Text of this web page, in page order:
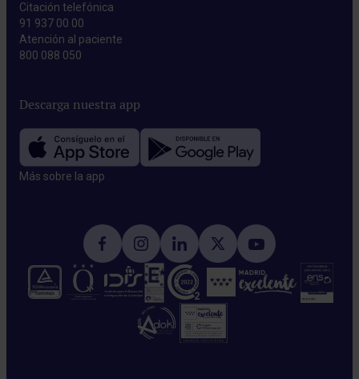
Citación telefónica
91 937 00 00
Atención al paciente
800 088 050
Descarga nuestra app
Más sobre la app​